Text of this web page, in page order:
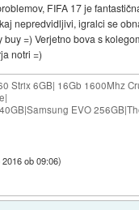
FIFA 17 je
nepredvidljivi, igralci se
buy =) Verjetno bova s
notri =)
Strix 6GB| 16Gb 1600Mhz
EVO
2016 ob 09:06)